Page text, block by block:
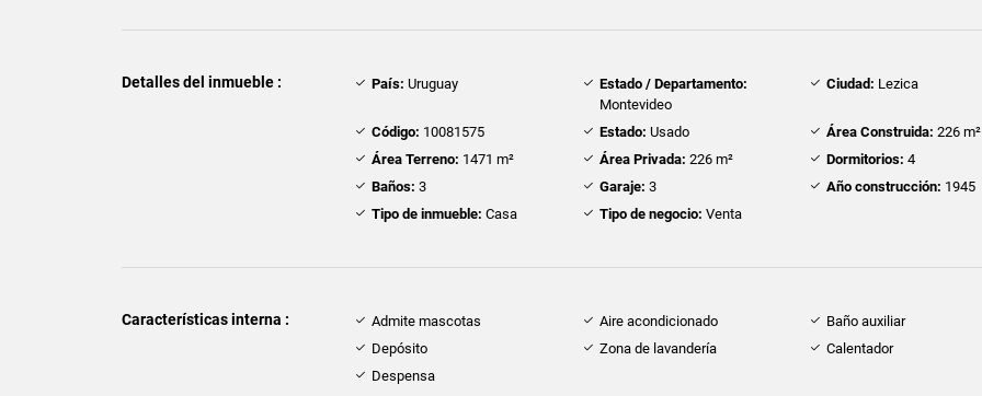
Detalles del inmueble : País: Uruguay
Estado / Departamento:
Montevideo
Ciudad: Lezica
Código: 10081575 Estado: Usado Área Construida: 226 m²
Área Terreno: 1471 m² Área Privada: 226 m² Dormitorios: 4
Baños: 3 Garaje: 3 Año construcción: 1945
Tipo de inmueble: Casa Tipo de negocio: Venta
Características interna : Admite mascotas Aire acondicionado
Baño auxiliar
Depósito
Zona de lavandería
Calentador
Despensa